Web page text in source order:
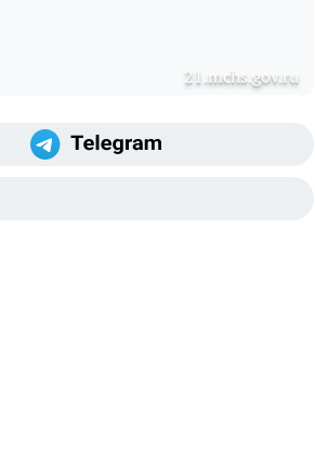
21.mchs.gov.ru